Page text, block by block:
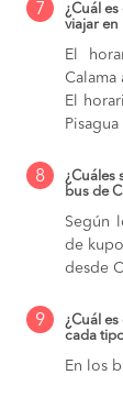
7
¿Cuál
viajar en
El
Calama
El
8
¿Cuáles
bus de
Según
de
desde
9
¿Cuál
cada
En los